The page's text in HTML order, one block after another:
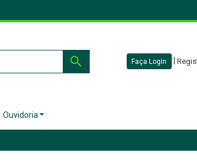
Faça Login
Ouvidoria